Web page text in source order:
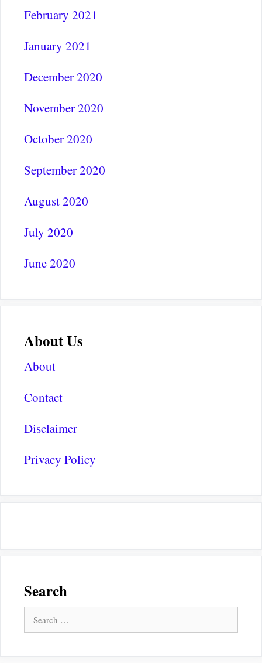
February 2021
January 2021
December 2020
November 2020
October 2020
September 2020
August 2020
July 2020
June 2020
About Us
About
Contact
Disclaimer
Privacy Policy
Search
Search
for: